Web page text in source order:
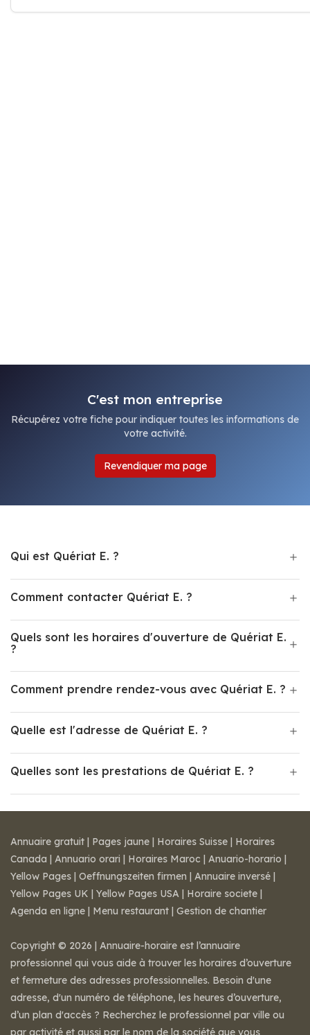
C'est mon entreprise
Récupérez votre fiche pour indiquer toutes les informations de
votre activité.
Revendiquer ma page
Qui est Quériat E. ?
Comment contacter Quériat E. ?
Quels sont les horaires d'ouverture de Quériat E.
?
Comment prendre rendez-vous avec Quériat E. ?
Quelle est l'adresse de Quériat E. ?
Quelles sont les prestations de Quériat E. ?
Annuaire gratuit | Pages jaune | Horaires Suisse | Horaires
Canada | Annuario orari | Horaires Maroc | Anuario-horario |
Yellow Pages | Oeffnungszeiten firmen | Annuaire inversé |
Yellow Pages UK | Yellow Pages USA | Horaire societe |
Agenda en ligne | Menu restaurant | Gestion de chantier
Copyright © 2026 | Annuaire-horaire est l’annuaire
professionnel qui vous aide à trouver les horaires d’ouverture
et fermeture des adresses professionnelles. Besoin d'une
adresse, d'un numéro de téléphone, les heures d’ouverture,
d’un plan d'accès ? Recherchez le professionnel par ville ou
par activité et aussi par le nom de la société que vous